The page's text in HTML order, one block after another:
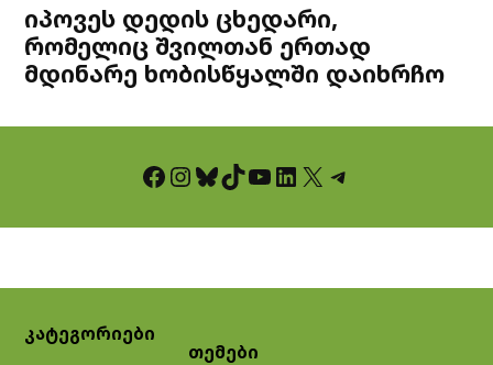
იპოვეს დედის ცხედარი,
რომელიც შვილთან ერთად
მდინარე ხობისწყალში დაიხრჩო
Facebook InstagramBluesky TikTok YouTube LinkedIn X Telegram
კატეგორიები
თემები